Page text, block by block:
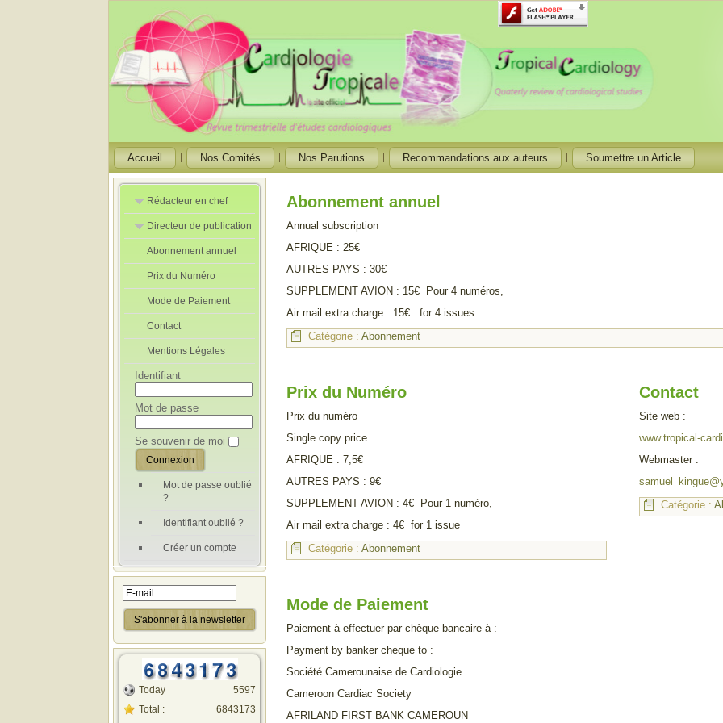
Accueil Nos Comités Nos Parutions Recommandations aux auteurs Soumettre un Article
Rédacteur en chef
Rédacteurs en
Chef Adjoint
Directeur de publication
Directeur de
publication
adjoint
Abonnement annuel
Prix du Numéro
Mode de Paiement
Contact
Mentions Légales
Identifiant
Mot de passe
Se souvenir de moi
Mot de passe oublié
?
Identifiant oublié ?
Créer un compte
Today
Total :
5597
6843173
Abonnement annuel
Annual subscription
AFRIQUE : 25€
AUTRES PAYS : 30€
SUPPLEMENT AVION : 15€ Pour 4 numéros,
Air mail extra charge : 15€ for 4 issues
Catégorie :Abonnement
Prix du Numéro
Prix du numéro
Single copy price
AFRIQUE : 7,5€
AUTRES PAYS : 9€
SUPPLEMENT AVION : 4€ Pour 1 numéro,
Air mail extra charge : 4€ for 1 issue
Catégorie :Abonnement
Contact
Site web :
www.tropical-
Webmaster :
Catégorie :
Mode de Paiement
Paiement à effectuer par chèque bancaire à :
Payment by banker cheque to :
Société Camerounaise de Cardiologie
Cameroon Cardiac Society
AFRILAND FIRST BANK CAMEROUN